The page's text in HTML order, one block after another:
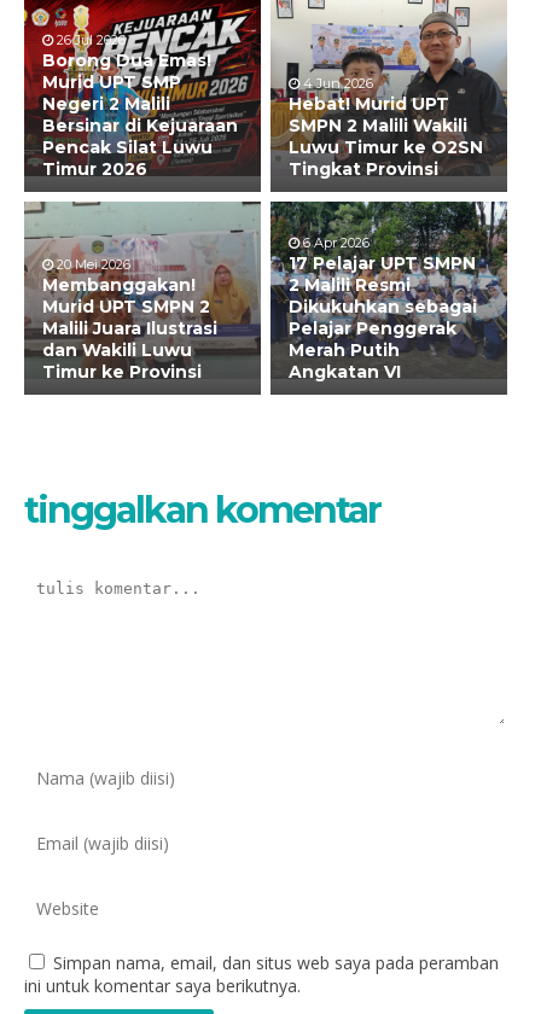
26 Jul 2026
Borong Dua Emas!
Murid UPT SMP
Negeri 2 Malili
Bersinar di Kejuaraan
Pencak Silat Luwu
Timur 2026
4 Jun 2026
Hebat! Murid UPT
SMPN 2 Malili Wakili
Luwu Timur ke O2SN
Tingkat Provinsi
20 Mei 2026
Membanggakan!
Murid UPT SMPN 2
Malili Juara Ilustrasi
dan Wakili Luwu
Timur ke Provinsi
6 Apr 2026
17 Pelajar UPT SMPN
2 Malili Resmi
Dikukuhkan sebagai
Pelajar Penggerak
Merah Putih
Angkatan VI
tinggalkan komentar
Simpan nama, email, dan situs web saya pada peramban
ini untuk komentar saya berikutnya.